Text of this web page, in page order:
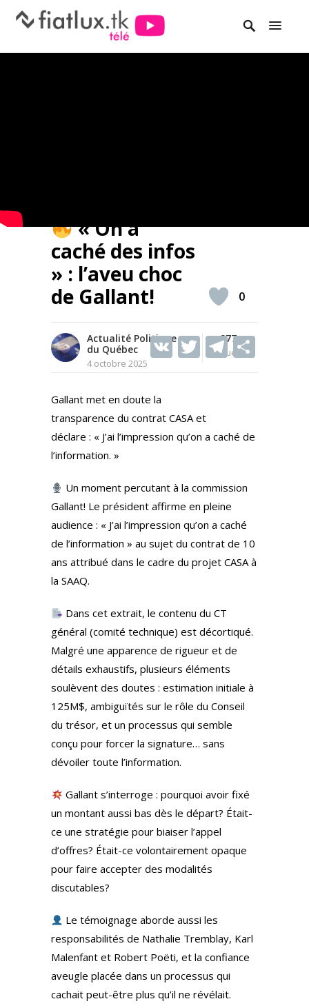
« On a
caché des infos
» : l’aveu choc
de Gallant!
Actualité Politique
du Québec
4 octobre 2025
277
Vues
V T
er
T
a
0
Gallant met en doute la
transparence du contrat CASA et
déclare : « J’ai l’impression qu’on a caché de
l’information. »
Un moment percutant à la commission
Gallant! Le président affirme en pleine
audience : « J’ai l’impression qu’on a caché
de l’information » au sujet du contrat de 10
ans attribué dans le cadre du projet CASA à
la SAAQ.
Dans cet extrait, le contenu du CT
général (comité technique) est décortiqué.
Malgré une apparence de rigueur et de
détails exhaustifs, plusieurs éléments
soulèvent des doutes : estimation initiale à
125M$, ambiguïtés sur le rôle du Conseil
du trésor, et un processus qui semble
conçu pour forcer la signature… sans
dévoiler toute l’information.
Gallant s’interroge : pourquoi avoir fixé
un montant aussi bas dès le départ? Était-
ce une stratégie pour biaiser l’appel
d’offres? Était-ce volontairement opaque
pour faire accepter des modalités
discutables?
Le témoignage aborde aussi les
responsabilités de Nathalie Tremblay, Karl
Malenfant et Robert Poëti, et la confiance
aveugle placée dans un processus qui
cachait peut-être plus qu’il ne révélait.